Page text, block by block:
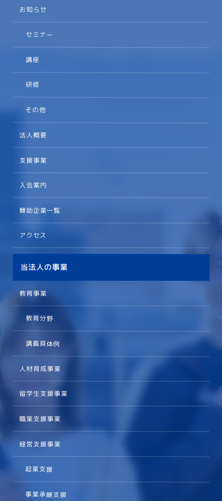
お知らせ
セミナー
講座
研修
その他
法人概要
支援事業
入会案内
賛助企業一覧
アクセス
当法人の事業
教育事業
教育分野
講義具体例
人材育成事業
留学生支援事業
職業支援事業
経営支援事業
起業支援
事業承継支援